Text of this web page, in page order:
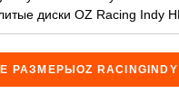
диски OZ Racing Indy
РАЗМЕРЫOZ RACINGINDY